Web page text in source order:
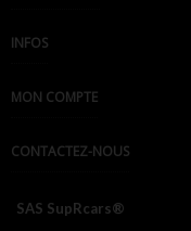
INFOS
MON COMPTE
CONTACTEZ-NOUS
SAS SupRcars®